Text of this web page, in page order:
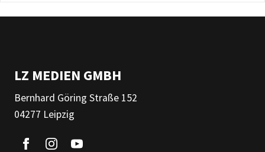
LZ MEDIEN GMBH
Bernhard Göring Straße 152
04277 Leipzig